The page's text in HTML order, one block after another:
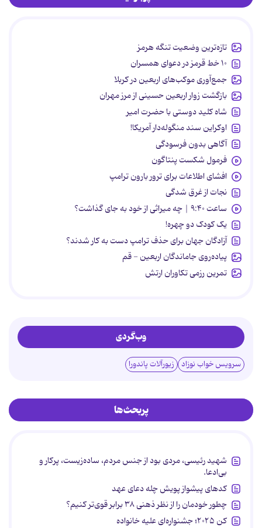
تازه‌ترین وضعیت تنگه هرمز
۱۰ خط قرمز در دعوای همسران
جمع‌آوری موکب‌های اربعین در کربلا
بازگشت زوار اربعین حسینی از مرز مهران
شاه کلید دوستی با حضرت امیر
اوکراین سند منگوله‌دار آمریکا!
آگاهی بدون فرسودگی
فرمول شکست پنتاگون
افشای اطلاعات برای ترور بارون ترامپ
نجات از غرق شدگی
ساعت ۹:۴۰ | چه میراثی از خود به جای گذاشت؟
یک کودک دو چهره!
آزادگان جهان برای حذف ترامپ دست به کار شدند؟
پیاده‌روی جاماندگان اربعین - قم
تمرین رزمی تکاوران ارتش
وب‌گردی
سرویس خواب نوزاد زیورآلات پاندورا
پربحث‌ها
شهید رئیسی، مردی بود از جنس مردم، ساده‌زیست، پرکار و
بی‌ادعا.
کدهای پیشواز پویش چله دعای عهد
چطور خودمان را از نظر ذهنی ۳۸ برابر قوی‌تر کنیم؟
کن ۲۰۲۵؛ جشنواره‌ای علیه خانواده